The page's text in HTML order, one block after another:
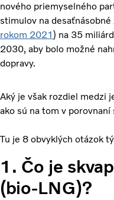
nového priemyselného
stimulov na
rokom 2021 ) na 35
2030, aby bolo možné
dopravy.
Aký je však rozdiel medzi
ako sú na tom v porovnaní
Tu je 8 obvyklých otázok
1. Čo je
(bio-LNG)?